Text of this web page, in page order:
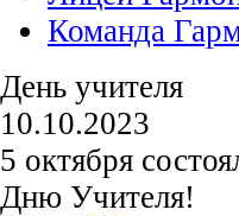
Команда
День учителя
10.10.2023
5 октября
Дню Учителя!